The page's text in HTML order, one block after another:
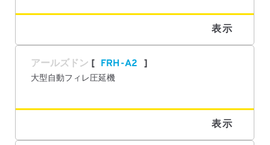
表示
アールズドン FRH-A2
大型自動フィレ圧延機
表示